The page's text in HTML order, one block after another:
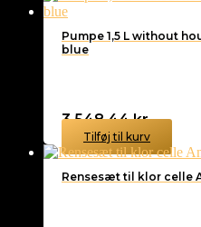
Pumpe 1,5 L without
blue
3.548,44kr.
Tilføj til kurv
Rensesæt til klor celle